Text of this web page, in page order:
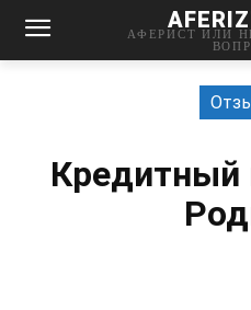
АФЕРИСТ ИЛИ
Кредитный